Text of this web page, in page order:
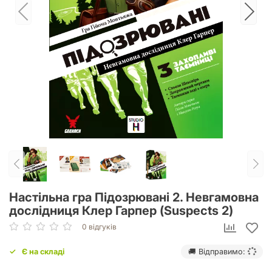
Настільна гра Підозрювані 2. Невгамовна
дослідниця Клер Гарпер (Suspects 2)
0 відгуків
Є на складі 🚚 Відправимо: